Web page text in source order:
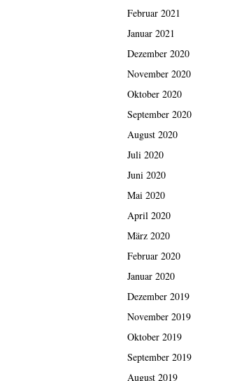
Februar 2021
Januar 2021
Dezember 2020
November 2020
Oktober 2020
September 2020
August 2020
Juli 2020
Juni 2020
Mai 2020
April 2020
März 2020
Februar 2020
Januar 2020
Dezember 2019
November 2019
Oktober 2019
September 2019
August 2019